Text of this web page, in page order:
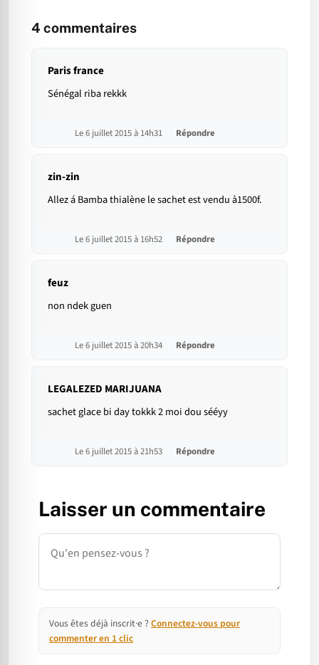
4 commentaires
Paris france
Sénégal riba rekkk
Le 6 juillet 2015 à 14h31 Répondre
zin-zin
Allez á Bamba thialène le sachet est vendu à1500f.
Le 6 juillet 2015 à 16h52 Répondre
feuz
non ndek guen
Le 6 juillet 2015 à 20h34 Répondre
LEGALEZED MARIJUANA
sachet glace bi day tokkk 2 moi dou sééyy
Le 6 juillet 2015 à 21h53 Répondre
Laisser un commentaire
Commentaire
Vous êtes déjà inscrit·e ? Connectez-vous pour
commenter en 1 clic